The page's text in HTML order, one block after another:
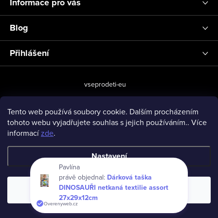
Tento web používá soubory cookie. Dalším procházením
tohoto webu vyjadřujete souhlas s jejich používáním.. Více
informacízde.
Nastavení
Souhlasím
Blog
Přihlášení
vseprodeti-eu
Copyright 2026www.vseprodeti.eu. Všechna práva vyhrazena.
Pavlína
právě objednal: Dárková taška
DINOSAUŘI netkaná textilie assort
27x29x12cm
Overenyweb.cz